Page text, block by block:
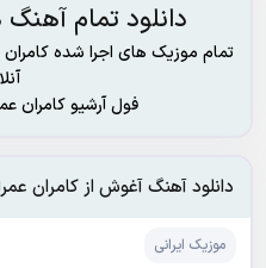
دانلود تمام آهنگ های
تمام موزیک های اجرا شده
فول آرشیو کامران
دانلود آهنگ آغوش از کامران
موزیک ایرانی